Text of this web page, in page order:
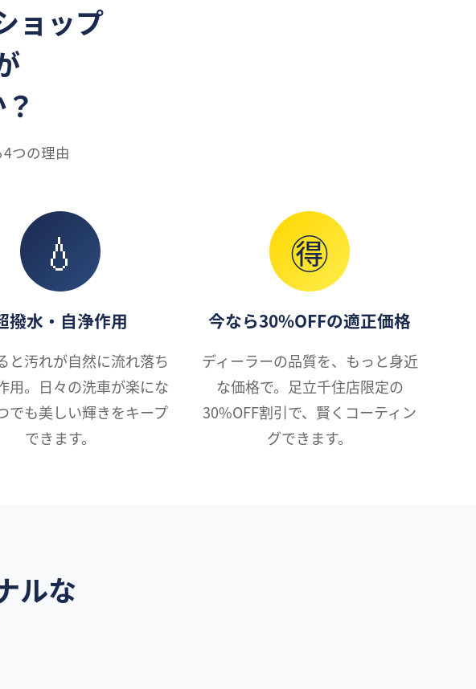
ョップ
つの理由
💧
撥水・自浄作用
と汚れが自然に流れ落ち
用。日々の洗車が楽にな
でも美しい輝きをキープ
できます。
🉐
今なら30%OFFの適正価格
ディーラーの品質を、もっと身近
な価格で。足立千住店限定の
30%OFF割引で、賢くコーティン
グできます。
ルな